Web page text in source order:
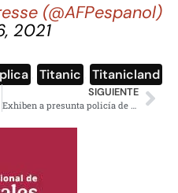
(@AFPespanol)
2021
Titanic Titanicland
SIGUIENTE
Exhiben a presunta policía de Edomex amenazando con un arma; la apodan #LadyPistola